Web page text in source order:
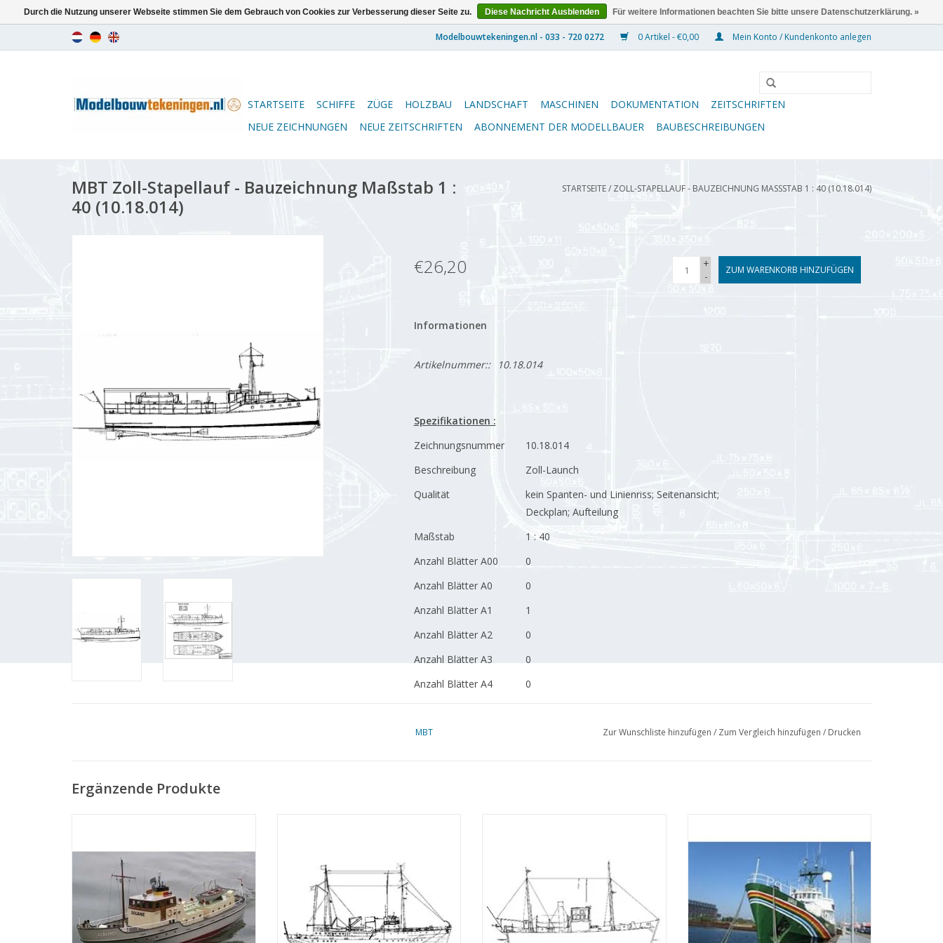
0 Artikel - €0,00 Mein Konto / Kundenkonto anlegen
STARTSEITE SCHIFFE ZÜGE HOLZBAU LANDSCHAFT MASCHINEN DOKUMENTATION
ZEITSCHRIFTEN
NEUE ZEICHNUNGEN
NEUE ZEITSCHRIFTEN ABONNEMENT DER MODELLBAUER BAUBESCHREIBUNGEN
MBT Zoll-Stapellauf - Bauzeichnung Maßstab 1 :
40 (10.18.014)
STARTSEITE/ ZOLL-STAPELLAUF - BAUZEICHNUNG MASSSTAB 1 : 40 (10.18.014)
€26,20
+
-
ZUM WARENKORB HINZUFÜGEN
Informationen
Artikelnummer:: 10.18.014
Spezifikationen :
Zeichnungsnummer
10.18.014
Beschreibung
Zoll-Launch
Qualität
kein Spanten- und Linienriss; Seitenansicht;
Deckplan; Aufteilung
Maßstab
1 : 40
Anzahl Blätter A00
0
Anzahl Blätter A0
0
Anzahl Blätter A1
1
Anzahl Blätter A2
0
Anzahl Blätter A3
0
Anzahl Blätter A4
0
Zeichnungsblätter
MBT Zur Wunschliste hinzufügen / Zum Vergleich hinzufügen / Drucken
Ergänzende Produkte
ZUM WARENKORB HINZUFÜGEN
ZUM WARENKORB HINZUFÜGEN
Maßstab 1 : 50 (10.18.010)
ZUM WARENKORB HINZUFÜGEN
Durch die Nutzung unserer Webseite stimmen Sie dem Gebrauch von Cookies zur Verbesserung dieser Seite zu. Diese Nachricht Ausblenden Für weitere Informationen beachten Sie bitte unsere Datenschutzerklärung. »